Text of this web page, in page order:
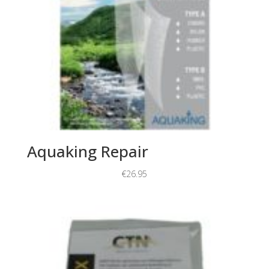
Aquaking Repair
€26.95